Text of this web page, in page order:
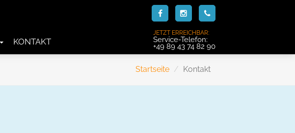
JETZT ERREICHBAR:
Service-Telefon:
+49 89 43 74 82 90
KONTAKT
Startseite Kontakt